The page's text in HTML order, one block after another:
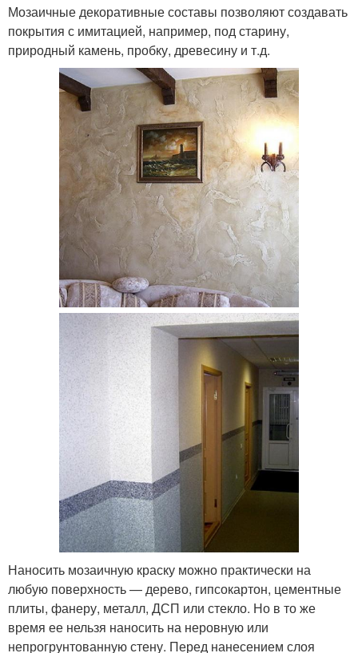
Мозаичные декоративные составы позволяют создавать
покрытия с имитацией, например, под старину,
природный камень, пробку, древесину и т.д.
Наносить мозаичную краску можно практически на
любую поверхность — дерево, гипсокартон, цементные
плиты, фанеру, металл, ДСП или стекло. Но в то же
время ее нельзя наносить на неровную или
непрогрунтованную стену. Перед нанесением слоя